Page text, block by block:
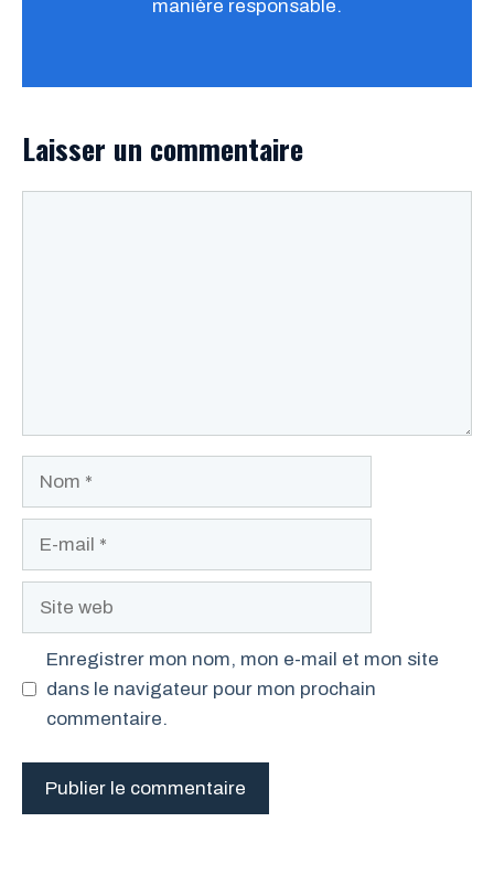
manière responsable.
Laisser un commentaire
Site
Enregistrer mon nom, mon e-mail et mon site
dans le navigateur pour mon prochain
commentaire.